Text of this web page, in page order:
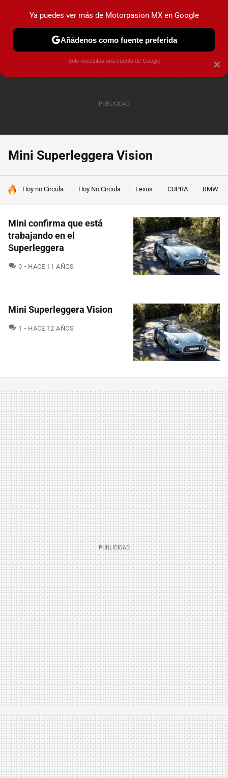
PRUEBAS INDUSTRIA HOY NO CIRCULA
Mini Superleggera Vision
HOY SE HABLA DE
Hoy no Circula Hoy No Circula Lexus CUPRA BMW
Mini confirma que está
trabajando en el
Superleggera
0 COMENTARIOS
HACE 11 AÑOS
Mini Superleggera Vision
1 COMENTARIOS
HACE 12 AÑOS
×
Ya puedes ver más de Motorpasion MX en Google
Añádenos como fuente preferida
Solo necesitas una cuenta de Google